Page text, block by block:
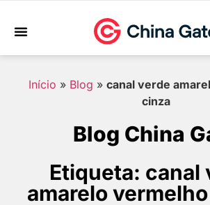
Início » Blog » canal verde
cinza
Blog China
Etiqueta: canal
amarelo